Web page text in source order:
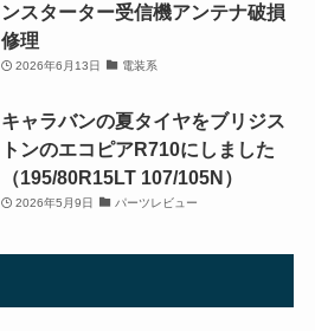
ンスターター受信機アンテナ破損
修理
2026年6月13日 電装系
キャラバンの夏タイヤをブリジス
トンのエコピアR710にしました
（195/80R15LT 107/105N）
2026年5月9日 パーツレビュー